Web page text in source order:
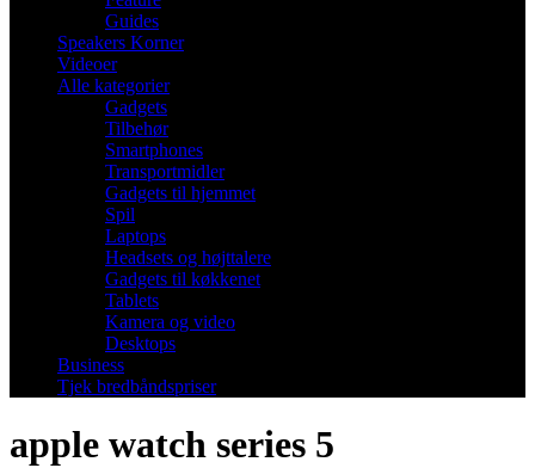
Guides
Speakers Korner
Videoer
Alle kategorier
Gadgets
Tilbehør
Smartphones
Transportmidler
Gadgets til hjemmet
Spil
Laptops
Headsets og højttalere
Gadgets til køkkenet
Tablets
Kamera og video
Desktops
Business
Tjek bredbåndspriser
apple watch series 5